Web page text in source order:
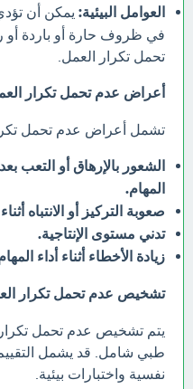
العوامل البيئية: يمكن أن
في ظروف حارة أو باردة أو
تحمل تكرار العمل.
أعراض عدم تحمل تكرار
تشمل أعراض عدم تحمل
الشعور بالإرهاق أو التعب
المهام.
صعوبة التركيز أو الانتباه
تدني مستوى الإنتاجية.
زيادة الأخطاء أثناء أداء
تشخيص عدم تحمل تكرار
يتم تشخيص عدم تحمل
طبي شامل. قد يشمل التقييم
نفسية واختبارات بيئية.